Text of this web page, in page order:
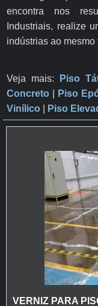
encontra nos
Industriais, realize
indústrias ao
Veja mais: Piso
Concreto
Piso
Vinílico
Piso
VERNIZ PARA